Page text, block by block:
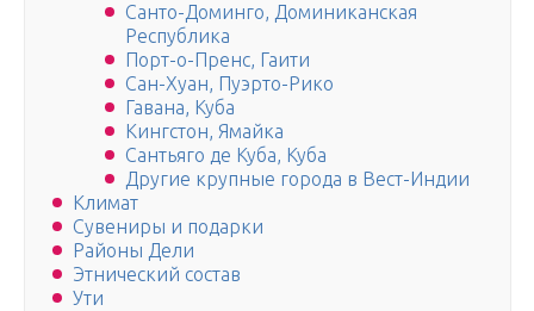
Санто-Доминго, Доминиканская
Республика
Порт-о-Пренс, Гаити
Сан-Хуан, Пуэрто-Рико
Гавана, Куба
Кингстон, Ямайка
Сантьяго де Куба, Куба
Другие крупные города в Вест-Индии
Климат
Сувениры и подарки
Районы Дели
Этнический состав
Ути